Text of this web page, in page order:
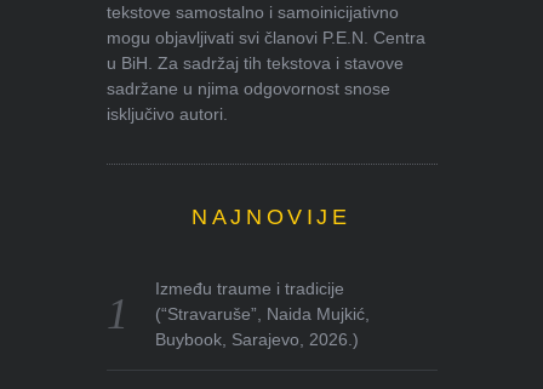
tekstove samostalno i samoinicijativno
mogu objavljivati svi članovi P.E.N. Centra
u BiH. Za sadržaj tih tekstova i stavove
sadržane u njima odgovornost snose
isključivo autori.
NAJNOVIJE
Između traume i tradicije
(“Stravaruše”, Naida Mujkić,
Buybook, Sarajevo, 2026.)